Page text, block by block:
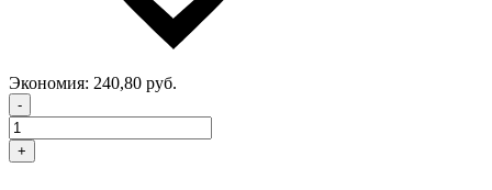
Экономия: 240,80 руб.
-
+